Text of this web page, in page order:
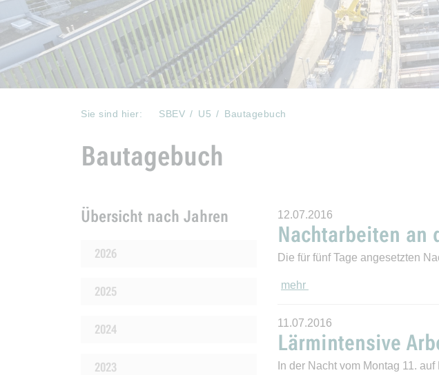
Sie sind hier: SBEV U5 Bautagebuch
Bautagebuch
Übersicht nach Jahren
2026
2025
2024
2023
12.07.2016
Nachtarbeiten an
Die für fünf Tage angesetzten
mehr
11.07.2016
Lärmintensive
In der Nacht vom Montag 11.